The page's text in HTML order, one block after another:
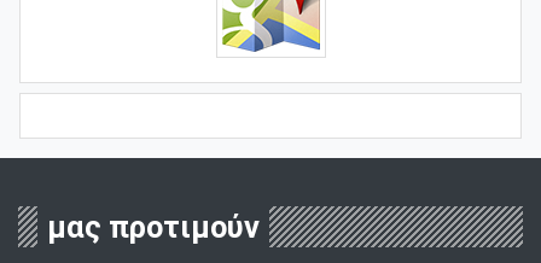
μας προτιμούν